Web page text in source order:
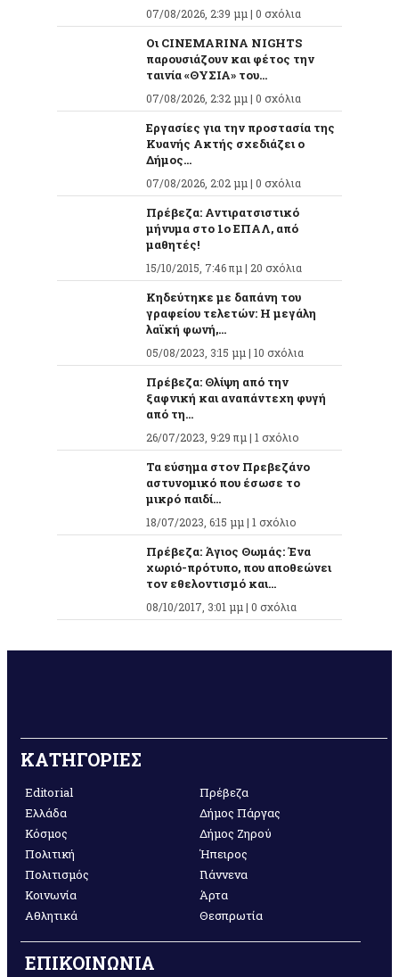
07/08/2026, 2:39 μμ | 0 σχόλια
Οι CINEMARINA NIGHTS
παρουσιάζουν και φέτος την
ταινία «ΘΥΣΙΑ» του...
07/08/2026, 2:32 μμ | 0 σχόλια
Εργασίες για την προστασία της
Κυανής Ακτής σχεδιάζει ο
Δήμος...
07/08/2026, 2:02 μμ | 0 σχόλια
Πρέβεζα: Αντιρατσιστικό
μήνυμα στο 1ο ΕΠΑΛ, από
μαθητές!
15/10/2015, 7:46 πμ | 20 σχόλια
Κηδεύτηκε με δαπάνη του
γραφείου τελετών: Η μεγάλη
λαϊκή φωνή,...
05/08/2023, 3:15 μμ | 10 σχόλια
Πρέβεζα: Θλίψη από την
ξαφνική και αναπάντεχη φυγή
από τη...
26/07/2023, 9:29 πμ | 1 σχόλιο
Τα εύσημα στον Πρεβεζάνο
αστυνομικό που έσωσε το
μικρό παιδί...
18/07/2023, 6:15 μμ | 1 σχόλιο
Πρέβεζα: Άγιος Θωμάς: Ένα
χωριό-πρότυπο, που αποθεώνει
τον εθελοντισμό και...
08/10/2017, 3:01 μμ | 0 σχόλια
ΚΑΤΗΓΟΡΙΕΣ
Editorial
Ελλάδα
Κόσμος
Πολιτική
Πολιτισμός
Κοινωνία
Αθλητικά
Πρέβεζα
Δήμος Πάργας
Δήμος Ζηρού
Ήπειρος
Γιάννενα
Άρτα
Θεσπρωτία
ΕΠΙΚΟΙΝΩΝΙΑ